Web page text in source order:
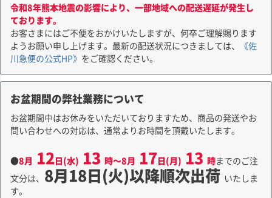
令和8年熊本地震の影響により、一部地域への配送遅延が発生し
ております。
お客さまにはご不便をおかけいたしますが、何卒ご理解賜ります
ようお願い申し上げます。最新の配送状況につきましては、
《佐
川急便の公式HP》 をご確認ください。
お盆期間の弊社業務について
お盆期間中はお休みをいただいておりますため、商品の発送やお
問い合わせへの対応は、通常よりお時間を頂戴いたします。
●8月 12日(水) 13 時～8月 17日(月) 13 時までのご注
文分は、 8月18日(火)以降順次出荷 いたしま
す。